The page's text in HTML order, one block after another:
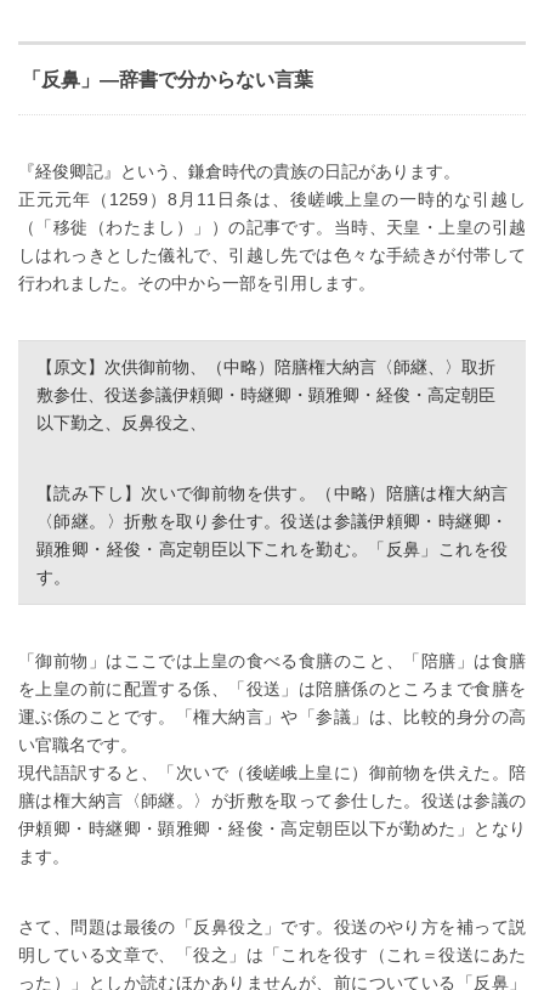
「反鼻」―辞書で分からない言葉
『経俊卿記』という、鎌倉時代の貴族の日記があります。
正元元年（1259）8月11日条は、後嵯峨上皇の一時的な引越し
（「移徙（わたまし）」）の記事です。当時、天皇・上皇の引越
しはれっきとした儀礼で、引越し先では色々な手続きが付帯して
行われました。その中から一部を引用します。
【原文】次供御前物、（中略）陪膳権大納言〈師継、〉取折
敷参仕、役送参議伊頼卿・時継卿・顕雅卿・経俊・高定朝臣
以下勤之、反鼻役之、
【読み下し】次いで御前物を供す。（中略）陪膳は権大納言
〈師継。〉折敷を取り参仕す。役送は参議伊頼卿・時継卿・
顕雅卿・経俊・高定朝臣以下これを勤む。「反鼻」これを役
す。
「御前物」はここでは上皇の食べる食膳のこと、「陪膳」は食膳
を上皇の前に配置する係、「役送」は陪膳係のところまで食膳を
運ぶ係のことです。「権大納言」や「参議」は、比較的身分の高
い官職名です。
現代語訳すると、「次いで（後嵯峨上皇に）御前物を供えた。陪
膳は権大納言〈師継。〉が折敷を取って参仕した。役送は参議の
伊頼卿・時継卿・顕雅卿・経俊・高定朝臣以下が勤めた」となり
ます。
さて、問題は最後の「反鼻役之」です。役送のやり方を補って説
明している文章で、「役之」は「これを役す（これ＝役送にあた
った）」としか読むほかありませんが、前についている「反鼻」